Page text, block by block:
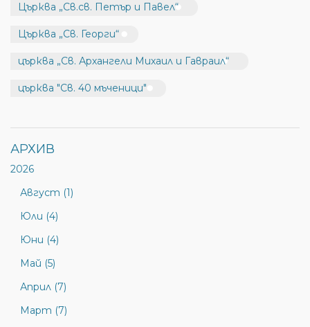
Църква „Св.св. Петър и Павел“
Църква „Св. Георги“
църква „Св. Архангели Михаил и Гавраил“
църква "Св. 40 мъченици"
АРХИВ
2026
Август (1)
Юли (4)
Юни (4)
Май (5)
Април (7)
Март (7)